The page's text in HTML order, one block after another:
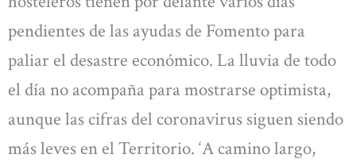
pendientes de las ayudas de Fomento para
paliar el desastre económico. La lluvia de todo
el día no acompaña para mostrarse optimista,
aunque las cifras del coronavirus siguen siendo
más leves en el Territorio. ‘A camino largo,